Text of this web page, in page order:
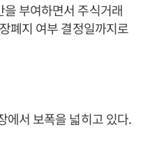
부여하면서 주식거래
폐지 여부 결정일까지로
에서 보폭을 넓히고 있다.